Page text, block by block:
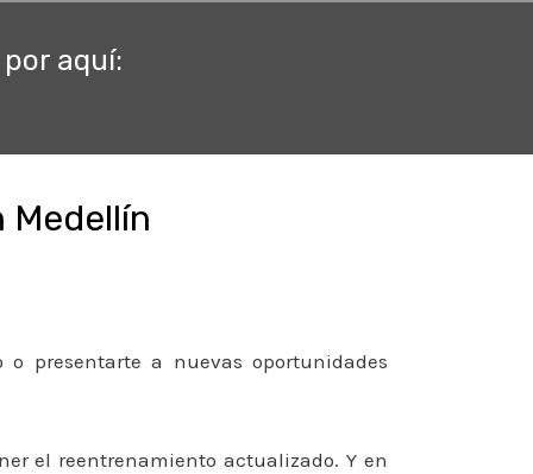
aquí:
Medellín
presentarte a nuevas oportunidades
el reentrenamiento actualizado. Y en